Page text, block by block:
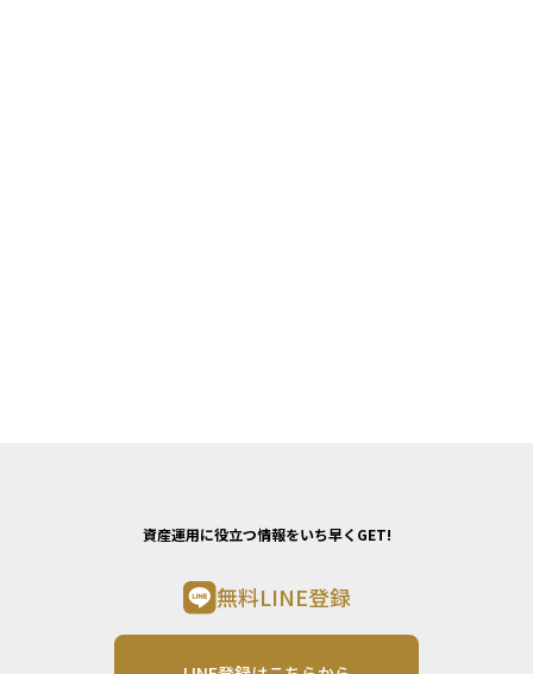
資産運用に役立つ情報をいち早くGET!
無料LINE登録